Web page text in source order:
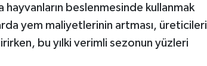
hayvanların beslenmesinde kullanmak
yem maliyetlerinin artması, üreticileri
bu yılki verimli sezonun yüzleri